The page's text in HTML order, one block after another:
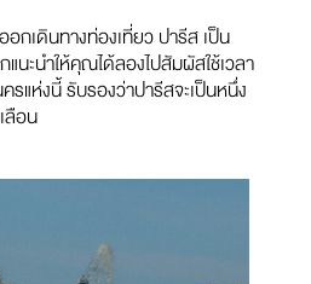
กเดินทางท่องเที่ยว ปารีส เป็น
นะนำให้คุณได้ลองไปสัมผัสใช้เวลา
แห่งนี้ รับรองว่าปารีสจะเป็นหนึ่ง
ลือน